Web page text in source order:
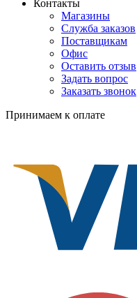
Контакты
Магазины
Служба заказов
Поставщикам
Офис
Оставить отзыв
Задать вопрос
Заказать звонок
Принимаем к оплате